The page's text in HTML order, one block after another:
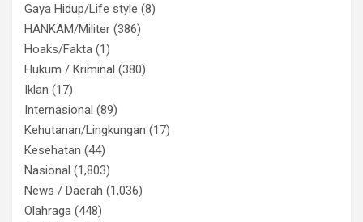
Gaya Hidup/Life style (8)
HANKAM/Militer (386)
Hoaks/Fakta (1)
Hukum / Kriminal (380)
Iklan (17)
Internasional (89)
Kehutanan/Lingkungan (17)
Kesehatan (44)
Nasional (1,803)
News / Daerah (1,036)
Olahraga (448)